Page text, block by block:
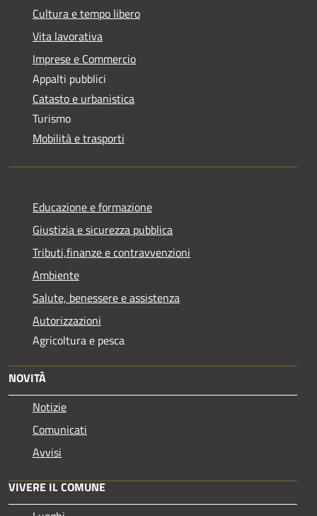
Cultura e tempo libero
Vita lavorativa
Imprese e Commercio
Appalti pubblici
Catasto e urbanistica
Turismo
Mobilità e trasporti
Educazione e formazione
Giustizia e sicurezza pubblica
Tributi,finanze e contravvenzioni
Ambiente
Salute, benessere e assistenza
Autorizzazioni
Agricoltura e pesca
NOVITÀ
Notizie
Comunicati
Avvisi
VIVERE IL COMUNE